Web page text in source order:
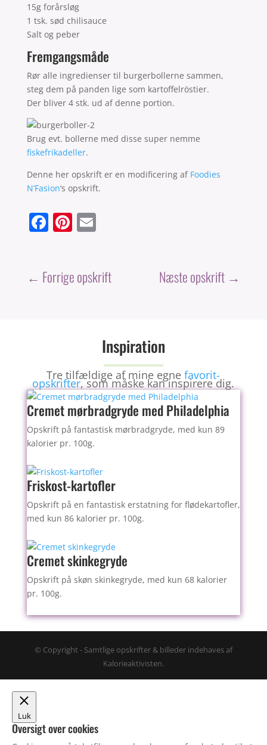
15g forårsløg
1 tsk. sød chilisauce
Salt og peber
Fremgangsmåde
Rør alle ingredienser til burgerbollerne sammen,
steg dem på panden lige som kartoffelröstier.
Der bliver 4 stk. ud af denne portion.
Brug evt. bollerne med disse super nemme
fiskefrikadeller.
Denne her opskrift er en modificering af Foodies
N’Fasion‘s opskrift.
F
e
Pi
e
E
l
← Forrige opskrift Næste opskrift →
Inspiration
Tre tilfældige af mine egnefavorit-
opskrifter, som måske kan inspirere dig.
Cremet mørbradgryde med Philadelphia
Opskrift på fantastisk mørbradgryde, med kun 89
kalorier pr. 100g.
Friskost-kartofler
Opskrift på en fantastisk erstatning for flødekartofler,
med kun 86 kalorier pr. 100g.
Cremet skinkegryde
Opskrift på skøn skinkegryde, med kun 68 kalorier
pr. 100g.
© Copyright - Samtlige opskrifter & billeder indehaves af
Kalorieaktivisten.
Luk
Oversigt over cookies